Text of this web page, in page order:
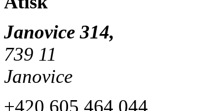
Janovice 314,
739 11
Janovice
+420 605 464 044